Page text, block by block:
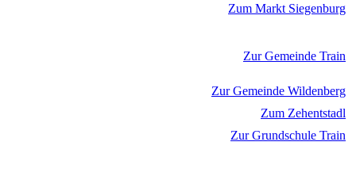
Zum Markt Siegenburg
Zur Gemeinde Train
Zur Gemeinde Wildenberg
Zum Zehentstadl
Zur Grundschule Train